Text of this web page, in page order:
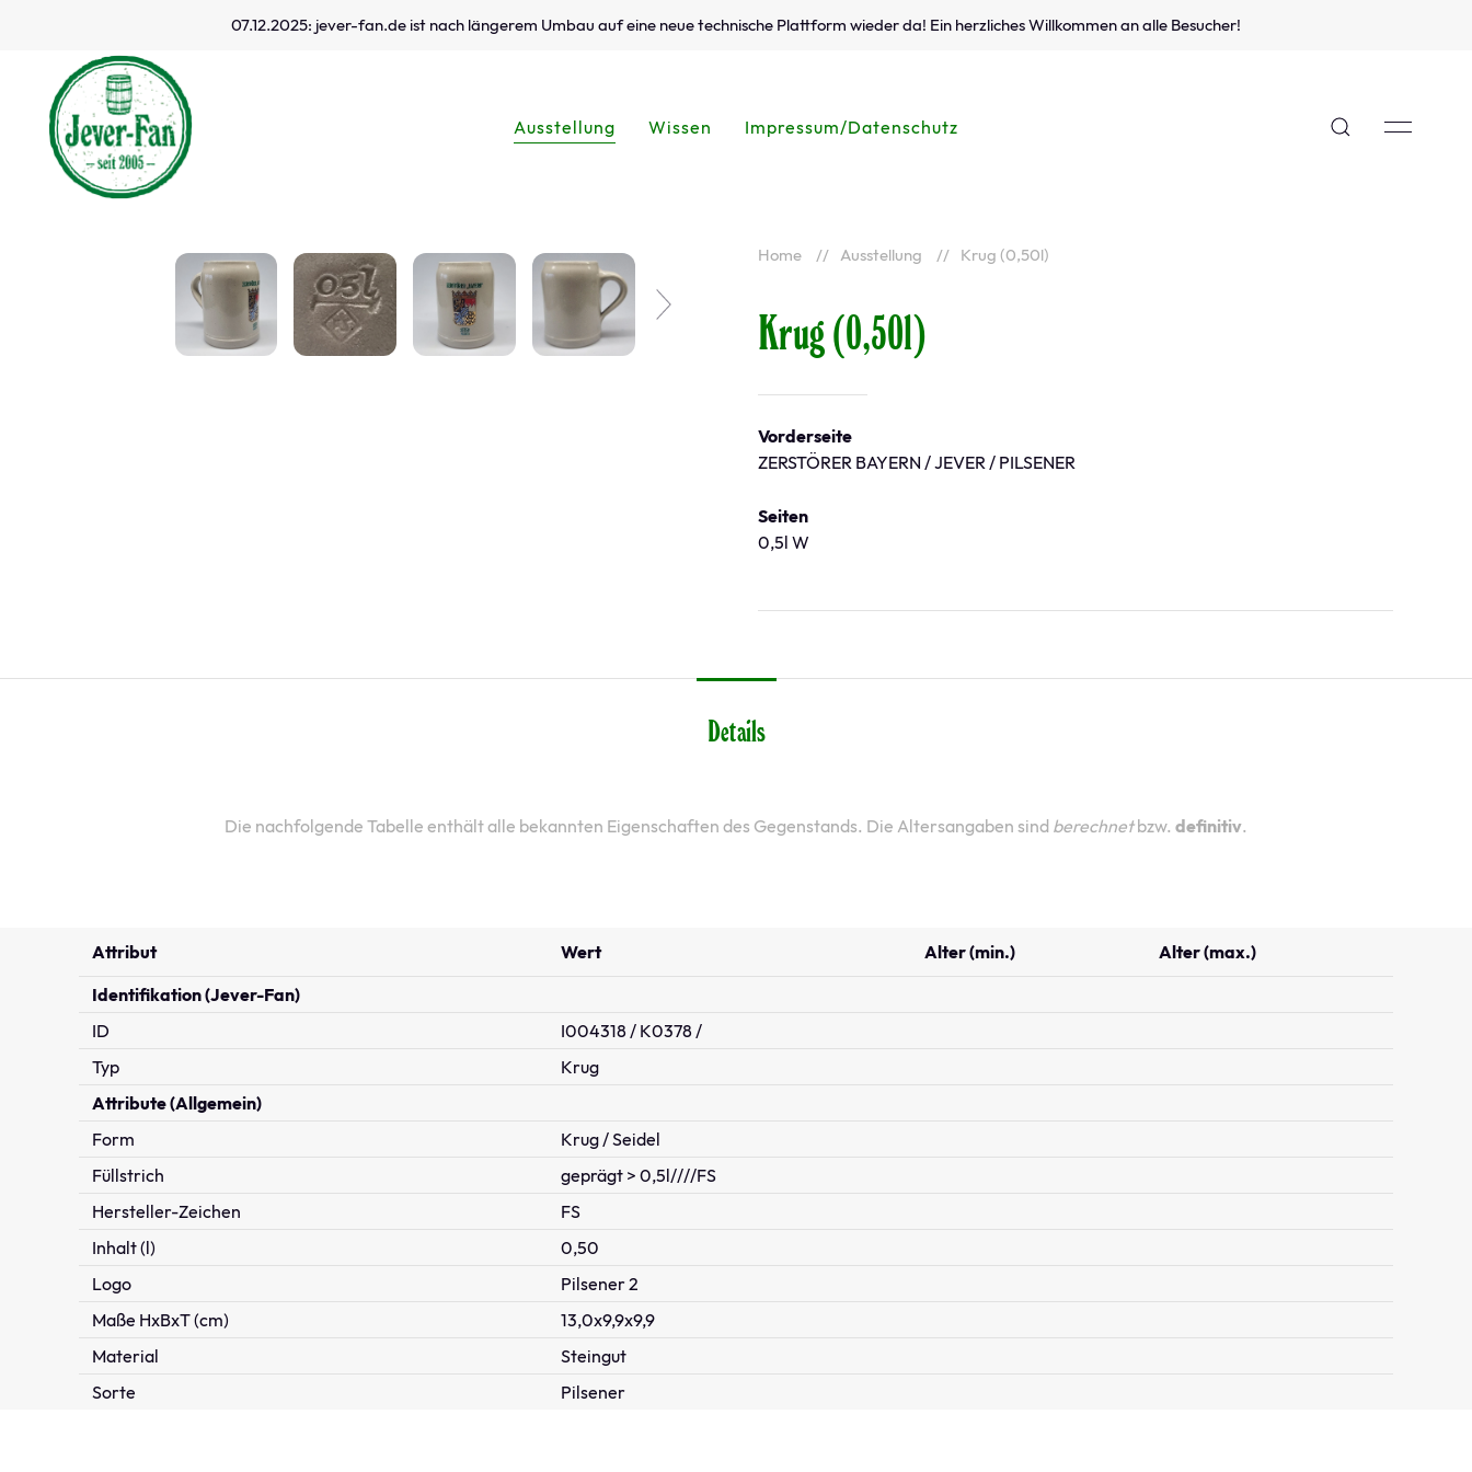
07.12.2025: jever-fan.de ist nach längerem Umbau auf eine neue technische Plattform wieder da! Ein herzliches Willkommen an alle Besucher!
Ausstellung Wissen Impressum/Datenschutz
Home Ausstellung Krug (0,50l)
Krug (0,50l)
Vorderseite
ZERSTÖRER BAYERN / JEVER / PILSENER
Seiten
0,5l W
Details
Die nachfolgende Tabelle enthält alle bekannten Eigenschaften des Gegenstands. Die Altersangaben sind berechnetbzw. definitiv.
Attribut Wert Alter (min.)
Alter (max.)
Identifikation (Jever-Fan)
ID
I004318 / K0378 /
Typ
Krug
Attribute (Allgemein)
Form
Krug / Seidel
Füllstrich
geprägt > 0,5l////FS
Hersteller-Zeichen
FS
Inhalt (l)
0,50
Logo
Pilsener 2
Maße HxBxT (cm)
13,0x9,9x9,9
Material
Steingut
Sorte
Pilsener